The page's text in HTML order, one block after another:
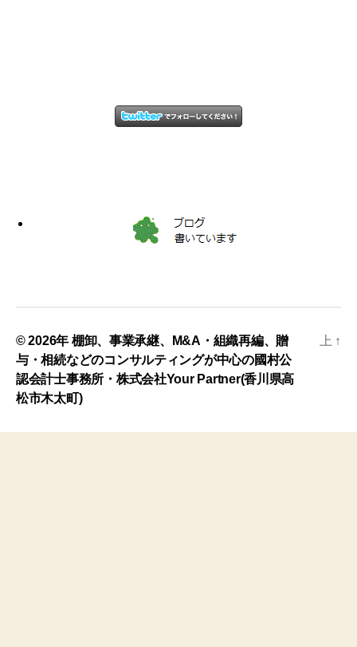
© 2026年 棚卸、事業承継、M&A・組織再編、贈
与・相続などのコンサルティングが中心の國村公
認会計士事務所・株式会社Your Partner(香川県高
松市木太町)
上 ↑